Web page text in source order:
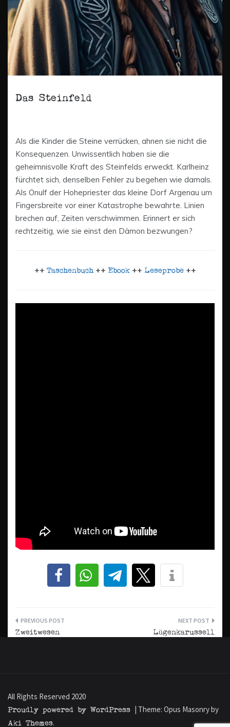
Das Steinfeld
Als die Kinder die Steine verrücken, ahnen sie nicht die
Konsequenzen. Unwissentlich haben sie die
geheimnisvolle Kraft des Steinfelds erweckt. Karlheinz
fürchtet sich, denselben Fehler zu begehen wie damals.
Als Onulf der Hohepriester das kleine Dorf Argenau um
Fingersbreite vor einer Katastrophe bewahrte. Linien
brechen auf, Zeiten verschwimmen. Erinnert er sich
rechtzeitig, wie sie einst den Dämon bezwungen?
++ Taschenbuch++ Ebook++ Leseprobe++
Beitrags-
Zweitwesen Lügenkarussell
All Rights Reserved 2020
Proudly powered by WordPress | Theme: Opus Masonry by
Aki Themes.